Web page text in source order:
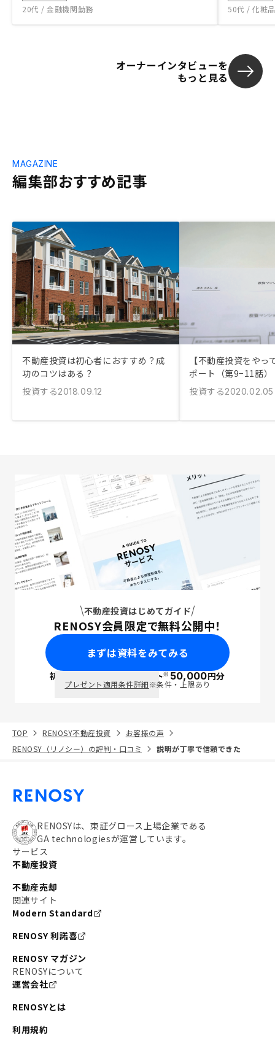
20代 / 金融機関勤務 50代 / 化粧
オーナーインタビューを
もっと見る
編集部おすすめ記事
MAGAZINE
不動産投資は初心者におすすめ？成
功のコツはある？
投資する2018.09.12
【不動産投資をやっ
ポート（第9−11話）
投資する2020.02.05
不動産投資はじめてガイド
RENOSY会員限定で無料公開中！
まずは資料をみてみる
初回面談で ポイント※50,000円分
プレゼント適用条件詳細※条件・上限あり
TOP RENOSY不動産投資
お客様の声
RENOSY（リノシー）の評判・口コミ
説明が丁寧で信頼できた
RENOSYは、東証グロース上場企業である
GA technologiesが運営しています。
サービス
不動産投資
不動産売却
関連サイト
Modern Standard
RENOSY 利諾喜
RENOSY マガジン
RENOSYについて
運営会社
RENOSYとは
利用規約